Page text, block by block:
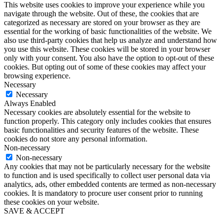
This website uses cookies to improve your experience while you
navigate through the website. Out of these, the cookies that are
categorized as necessary are stored on your browser as they are
essential for the working of basic functionalities of the website. We
also use third-party cookies that help us analyze and understand how
you use this website. These cookies will be stored in your browser
only with your consent. You also have the option to opt-out of these
cookies. But opting out of some of these cookies may affect your
browsing experience.
Necessary
Necessary
Always Enabled
Necessary cookies are absolutely essential for the website to
function properly. This category only includes cookies that ensures
basic functionalities and security features of the website. These
cookies do not store any personal information.
Non-necessary
Non-necessary
Any cookies that may not be particularly necessary for the website
to function and is used specifically to collect user personal data via
analytics, ads, other embedded contents are termed as non-necessary
cookies. It is mandatory to procure user consent prior to running
these cookies on your website.
SAVE & ACCEPT